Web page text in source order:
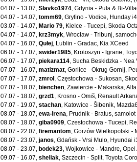
04.07 - 13.07,Slavko1974 , Gdynia - Pula & Bi-
04.07 - 14.07,tomm69 , Gryfino - Vodice, Hunday
03.07 - 14.07,Mario 79 , Kielce - Tucepi, Skoda
04.07 - 14.07,krz3myk , Wrocław - Tribunj,
04.07 - 16.07,Qułej , Lublin - Gradac, Kia XCeed
06.07 - 17.07,swider1985 , Krotoszyn - Igrane,
06.07 - 17.07,piekara114 , Sucha Beskidzka -
07.07 - 16.07,matizmat , Gorlice - Okrug Gornij,
07.07 - 17.07,zmrol , Częstochowa - Sukosan,
07.07 - 18.07,bienchen , Zawiercie - Makarska,
07.07 - 18.07,grzd1 , Krosno - Omiš, Renault
07.07 - 19.07,stachan , Katowice - Šibenik,
08.07 - 18.07,ewa-irena , Prudnik - Bratus, samolot
08.07 - 18.07,giba0909 , Czestochowa - Tucepi,
08.07 - 22.07,firemantom , Gorzów Wielkopolski -
08.07 - 23.07,janos , Gdańsk - Vrsi Mulo, Hyundai
08.07 - 23.07,bodek23 , Wojkowice - Mandre, Opel
09.07 - 16.07,sheliak , Szczecin - Split, Toyota